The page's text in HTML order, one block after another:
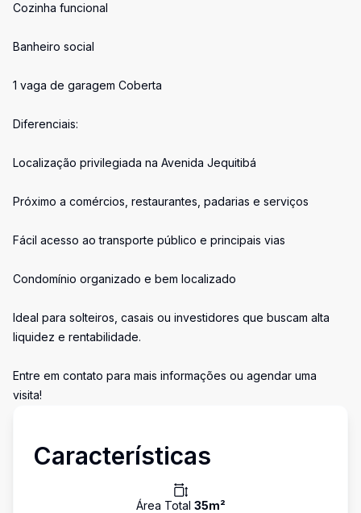
Cozinha funcional
Banheiro social
1 vaga de garagem Coberta
Diferenciais:
Localização privilegiada na Avenida Jequitibá
Próximo a comércios, restaurantes, padarias e serviços
Fácil acesso ao transporte público e principais vias
Condomínio organizado e bem localizado
Ideal para solteiros, casais ou investidores que buscam alta
liquidez e rentabilidade.
Entre em contato para mais informações ou agendar uma
visita!
Características
Área Total 35m²